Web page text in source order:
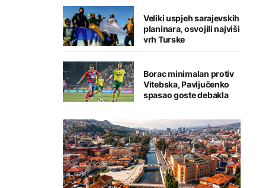
Veliki uspjeh sarajevskih
planinara, osvojili najviši
vrh Turske
Borac minimalan protiv
Vitebska, Pavljučenko
spasao goste debakla